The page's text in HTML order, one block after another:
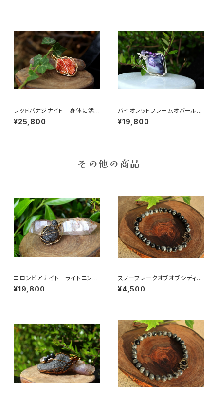
レッドバナジナイト 身体に活
力を与える 人生の荒波に打ち
勝つ
¥25,800
バイオレットフレームオパール
明確なビジョンをもたらし、ガー
ディアンエンジェルと繋げる石
¥19,800
その他の商品
コロンビアナイト ライトニング
ストーン 霊的世界との接触
新しい人生を切り開く
¥19,800
スノーフレークオブオブシディア
ン6mm ハムサハンド
¥4,500